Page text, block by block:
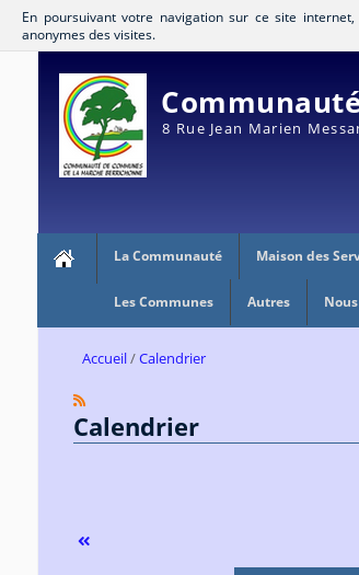
En poursuivant votre navigation sur ce site
anonymes des visites.
8 Rue Jean Marien
La Communauté Maison des
Les Communes Autres
Accueil Calendrier
Calendrier